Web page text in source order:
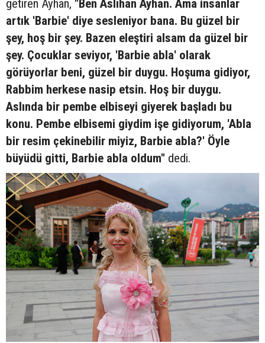
getiren Ayhan, "Ben Aslıhan Ayhan. Ama insanlar
artık 'Barbie' diye sesleniyor bana. Bu güzel bir
şey, hoş bir şey. Bazen eleştiri alsam da güzel bir
şey. Çocuklar seviyor, 'Barbie abla' olarak
görüyorlar beni, güzel bir duygu. Hoşuma gidiyor,
Rabbim herkese nasip etsin. Hoş bir duygu.
Aslında bir pembe elbiseyi giyerek başladı bu
konu. Pembe elbisemi giydim işe gidiyorum, 'Abla
bir resim çekinebilir miyiz, Barbie abla?' Öyle
büyüdü gitti, Barbie abla oldum" dedi.